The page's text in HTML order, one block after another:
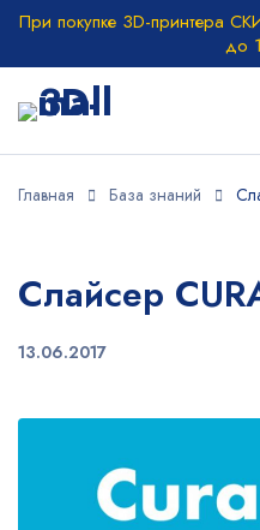
При покупке 3D-принтера
до
Главная База знаний
Слайсер
13.06.2017